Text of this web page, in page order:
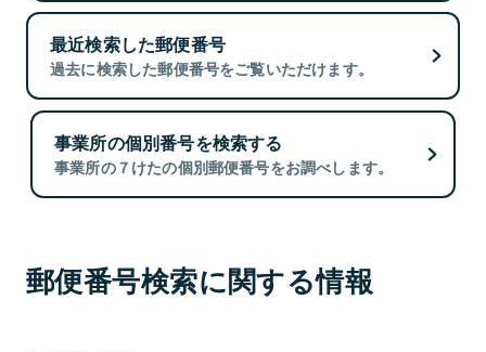
最近検索した郵便番号
過去に検索した郵便番号をご覧いただけます。
事業所の個別番号を検索する
事業所の７けたの個別郵便番号をお調べします。
郵便番号検索に関する情報